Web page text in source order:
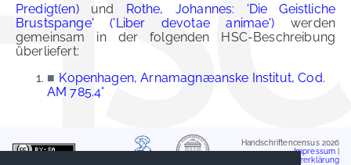
Predigt(en)und Rothe, Johannes: 'Die Geistliche
Brustspange' ('Liber devotae animae') werden
gemeinsam in der folgenden HSC-Beschreibung
überliefert:
■ Kopenhagen, Arnamagnæanske Institut, Cod.
AM 785.4°
Handschriftencensus 2026
Impressum
Datenschutzerklärung